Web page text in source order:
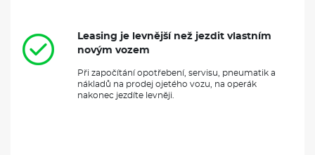
Leasing je levnější než jezdit vlastním
novým vozem
Při započítání opotřebení, servisu, pneumatik a
nákladů na prodej ojetého vozu, na operák
nakonec jezdíte levněji.